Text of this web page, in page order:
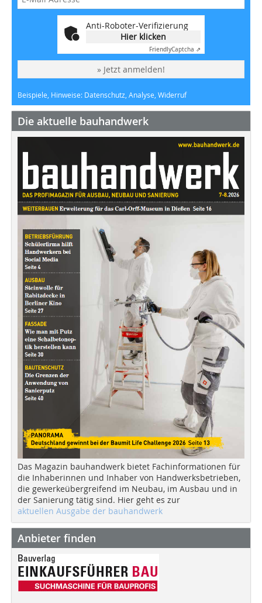
Anti-Roboter-Verifizierung
Hier klicken
FriendlyCaptcha ⇗
» Jetzt anmelden!
Beispiele, Hinweise: Datenschutz, Analyse, Widerruf
Die aktuelle bauhandwerk
Das Magazin bauhandwerk bietet Fachinformationen für
die Inhaberinnen und Inhaber von Handwerksbetrieben,
die gewerkeübergreifend im Neubau, im Ausbau und in
der Sanierung tätig sind. Hier geht es zur
aktuellen Ausgabe der bauhandwerk
Anbieter finden